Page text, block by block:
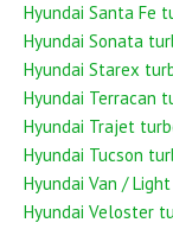
Hyundai Santa Fe
Hyundai Sonata
Hyundai Starex
Hyundai Terracan
Hyundai Trajet
Hyundai Tucson
Hyundai Van /
Hyundai Veloster